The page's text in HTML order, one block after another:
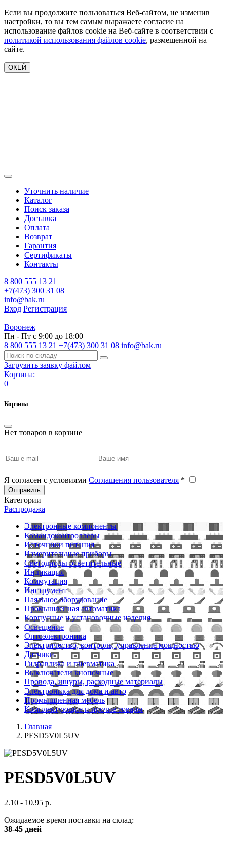
Если вы продолжите пользоваться Веб-сайтом, не изменив
настройки, то вы тем самым выражаете согласие на
использование файлов cookie на Веб-сайте в соответствии с
политикой использования файлов cookie, размещенной на
сайте.
ОКЕЙ
Уточнить наличие
Каталог
Поиск заказа
Доставка
Оплата
Возврат
Гарантия
Сертификаты
Контакты
8 800 555 13 21
+7(473) 300 31 08
info@bak.ru
Вход Регистрация
Воронеж
Пн - Пт с 9:00 до 18:00
8 800 555 13 21 +7(473) 300 31 08 info@bak.ru
Загрузить заявку файлом
Корзина:
0
Корзина
Нет товаров в корзине
Я согласен с условиями Соглашения пользователя *
Отправить
Категории
Распродажа
Электронные компоненты
Командоконтроллеры
Источники питания
Измерительные приборы
Светодиоды осветительные
Индикация
Коммутация
Инструмент
Паяльное оборудование
Промышленная автоматика
Корпусные и установочные изделия
Освещение
Оптоэлектроника
Электричество, контроль, управление мощностью
Датчики
Гидравлика и пневматика
Выключатели кнопочные
Провода, шнуры, расходные материалы
Электроника для дома и авто
Промышленная мебель
Комплектующие и прочие товары
Главная
PESD5V0L5UV
PESD5V0L5UV
2.10 - 10.95 р.
Ожидаемое время поставки на склад:
38-45 дней